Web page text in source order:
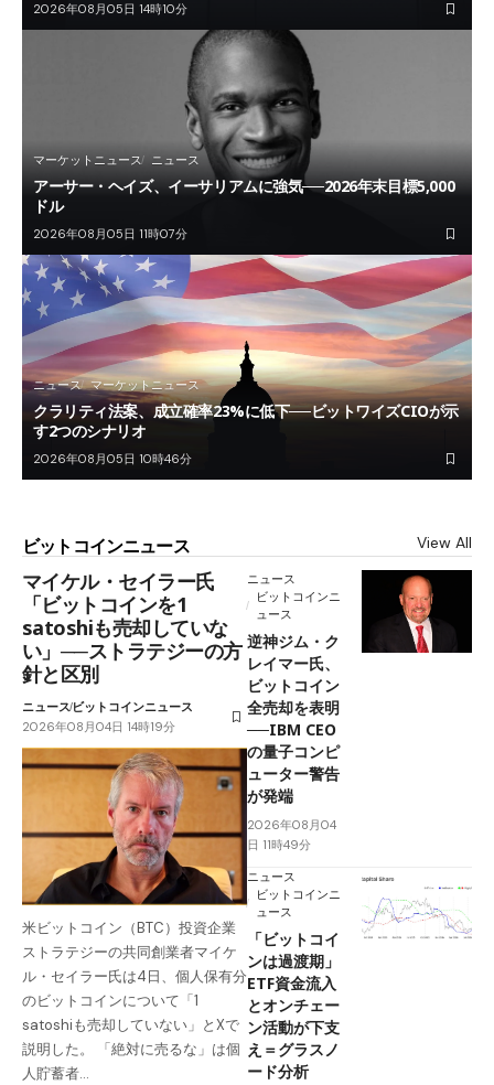
2026年08月05日 14時10分
マーケットニュース ニュース
アーサー・ヘイズ、イーサリアムに強気──2026年末目標5,000
ドル
2026年08月05日 11時07分
ニュース マーケットニュース
クラリティ法案、成立確率23%に低下──ビットワイズCIOが示
す2つのシナリオ
2026年08月05日 10時46分
ビットコインニュース View All
マイケル・セイラー氏
「ビットコインを1
satoshiも売却していな
い」──ストラテジーの方
針と区別
ニュースビットコインニュース
2026年08月04日 14時19分
米ビットコイン（BTC）投資企業
ストラテジーの共同創業者マイケ
ル・セイラー氏は4日、個人保有分
のビットコインについて「1
satoshiも売却していない」とXで
説明した。 「絶対に売るな」は個
人貯蓄者…
ニュース
ビットコインニ
ュース
逆神ジム・ク
レイマー氏、
ビットコイン
全売却を表明
──IBM CEO
の量子コンピ
ューター警告
が発端
2026年08月04
日 11時49分
ニュース
ビットコインニ
ュース
「ビットコイ
ンは過渡期」
ETF資金流入
とオンチェー
ン活動が下支
え＝グラスノ
ード分析